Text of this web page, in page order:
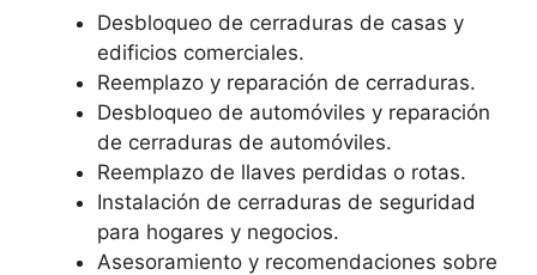
Desbloqueo de cerraduras de casas y
edificios comerciales.
Reemplazo y reparación de cerraduras.
Desbloqueo de automóviles y reparación
de cerraduras de automóviles.
Reemplazo de llaves perdidas o rotas.
Instalación de cerraduras de seguridad
para hogares y negocios.
Asesoramiento y recomendaciones sobre